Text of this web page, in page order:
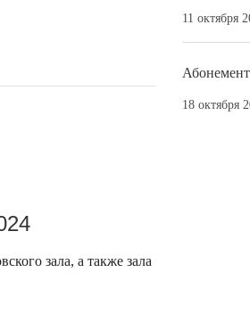
зала, а также зала
11 октября
18 октября